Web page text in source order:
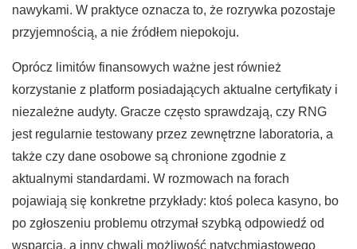
nawykami. W praktyce oznacza to, że rozrywka pozostaje
przyjemnością, a nie źródłem niepokoju.
Oprócz limitów finansowych ważne jest również
korzystanie z platform posiadających aktualne certyfikaty i
niezależne audyty. Gracze często sprawdzają, czy RNG
jest regularnie testowany przez zewnętrzne laboratoria, a
także czy dane osobowe są chronione zgodnie z
aktualnymi standardami. W rozmowach na forach
pojawiają się konkretne przykłady: ktoś poleca kasyno, bo
po zgłoszeniu problemu otrzymał szybką odpowiedź od
wsparcia, a inny chwali możliwość natychmiastowego